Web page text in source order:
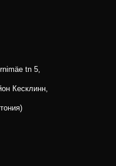
tn 5,
Кесклинн,